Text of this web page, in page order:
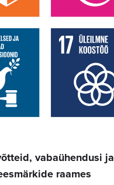
vabaühendusi ja
raames